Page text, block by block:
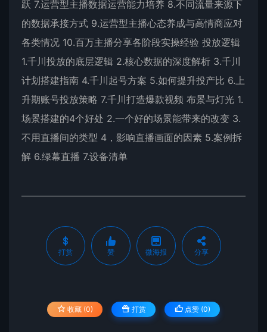
跃 7.运营型主播数据运营能力培养 8.不同流量来源下
的数据承接方式 9.运营型主播心态养成与高情商应对
各类情况 10.百万主播分享各阶段实操经验 投放逻辑
1.千川投放的底层逻辑 2.核心数据的深度解析 3.千川
计划搭建指南 4.千川起号方案 5.如何提升投产比 6.上
升期账号投放策略 7.千川打造爆款视频 布景与灯光 1.
场景搭建的4个好处 2.一个好的场景能带来的改变 3.
不用直播间的类型 4，影响直播画面的因素 5.案例拆
解 6.绿幕直播 7.设备清单
打赏 赞 微海报 分享
收藏 (0) 打赏 点赞 (0)